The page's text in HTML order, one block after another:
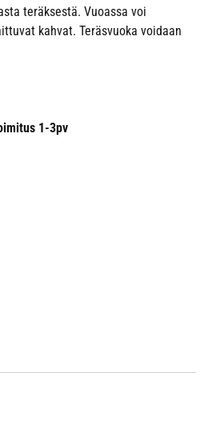
teräksestä. Vuoassa voi
kahvat. Teräsvuoka voidaan
1-3pv